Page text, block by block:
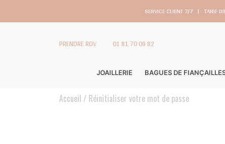
SERVICE CLIENT 7/7 | TARIF
PRENDRE RDV 01 81 70 09 82
JOAILLERIE BAGUES DE
Accueil Réinitialiser votre mot de passe